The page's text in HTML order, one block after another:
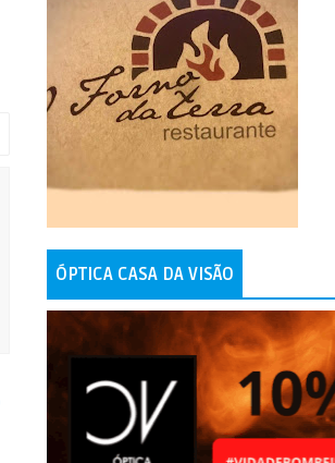
ÓPTICA CASA DA VISÃO